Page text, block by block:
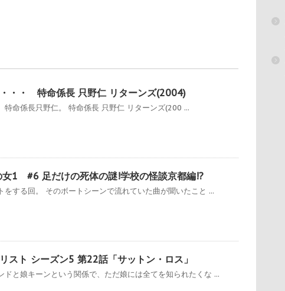
・・ 特命係長 只野仁 リターンズ(2004)
特命係長只野仁。 特命係長 只野仁 リターンズ(200 ...
1 #6 足だけの死体の謎!学校の怪談京都編!?
をする回。 そのボートシーンで流れていた曲が聞いたこと ...
ト シーズン5 第22話「サットン・ロス」
ドと娘キーンという関係で、ただ娘には全てを知られたくな ...